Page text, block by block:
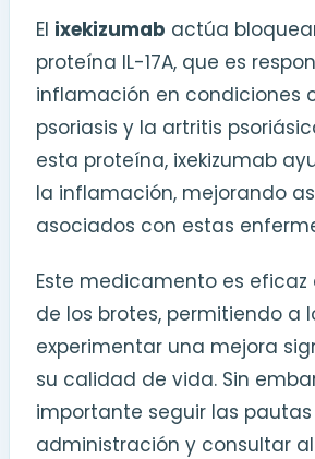
El ixekizumab actúa
proteína IL-17A, que es
inflamación en condiciones
psoriasis y la artritis
esta proteína, ixekizumab
la inflamación, mejorando
asociados con estas
Este medicamento es eficaz
de los brotes, permitiendo a
experimentar una mejora
su calidad de vida. Sin
importante seguir las
administración y consultar